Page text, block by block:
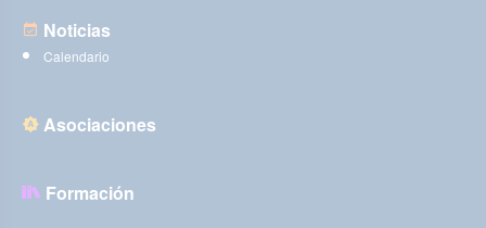
Noticias
Calendario
Asociaciones
Formación